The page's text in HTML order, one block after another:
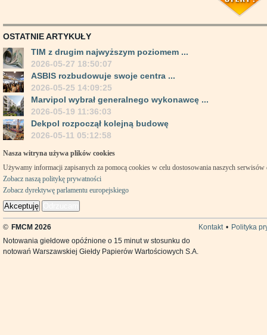
OSTATNIE ARTYKUŁY
TIM z drugim najwyższym poziomem ...
2026-05-27 18:50:07
ASBIS rozbudowuje swoje centra ...
2026-05-25 14:09:25
Marvipol wybrał generalnego wykonawcę ...
2026-05-19 11:36:03
Dekpol rozpoczął kolejną budowę
2026-05-11 05:12:58
Nasza witryna używa plików cookies
Używamy informacji zapisanych za pomocą cookies w celu dostosowania naszych
Zobacz naszą politykę prywatności
Zobacz dyrektywę parlamentu europejskiego
Akceptuję
© FMCM 2026 Kontakt • Polityka
Notowania giełdowe opóźnione o 15 minut w stosunku do
notowań Warszawskiej Giełdy Papierów Wartościowych S.A.